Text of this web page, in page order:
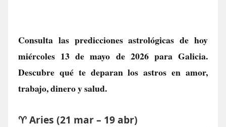
Consulta las predicciones astrológicas de hoy
miércoles 13 de mayo de 2026 para Galicia.
Descubre qué te deparan los astros en amor,
trabajo, dinero y salud.
♈ Aries (21 mar – 19 abr)